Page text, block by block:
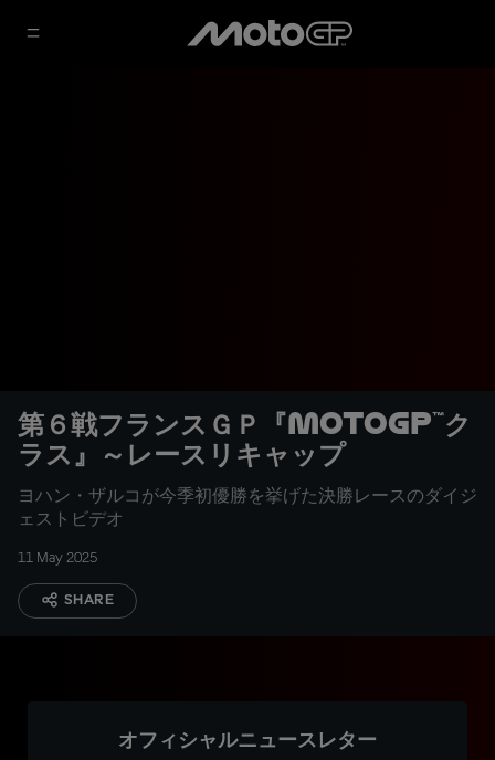
第６戦フランスＧＰ『MotoGP™ク
ラス』～レースリキャップ
ヨハン・ザルコが今季初優勝を挙げた決勝レースのダイジ
ェストビデオ
11 May 2025
SHARE
オフィシャルニュースレター